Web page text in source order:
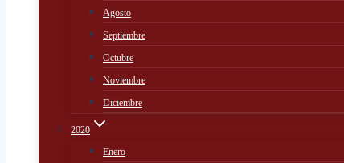
Agosto
Septiembre
Octubre
Noviembre
Diciembre
2020
Enero